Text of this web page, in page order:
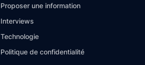
Proposer une information
Interviews
Technologie
Politique de confidentialité